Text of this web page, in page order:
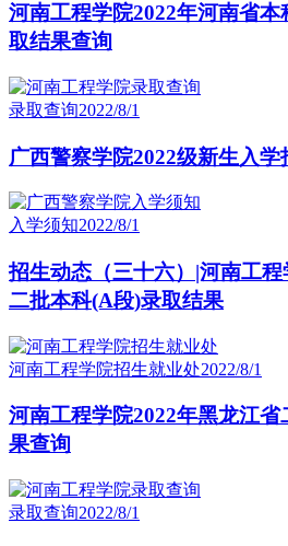
河南工程学院2022年河南省
取结果查询
录取查询2022/8/1
广西警察学院2022级新生入学
入学须知2022/8/1
招生动态（三十六）|河南工
二批本科(A段)录取结果
河南工程学院招生就业处2022/8/1
河南工程学院2022年黑龙江
果查询
录取查询2022/8/1